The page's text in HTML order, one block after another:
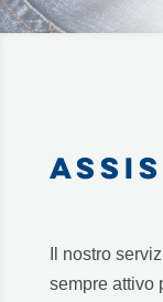
Il nostro
sempre attivo